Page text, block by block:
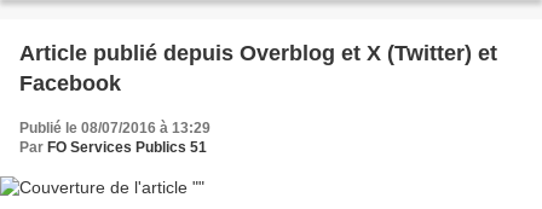
Article publié depuis Overblog et X (Twitter) et
Facebook
Publié le 08/07/2016 à 13:29
Par FO Services Publics 51